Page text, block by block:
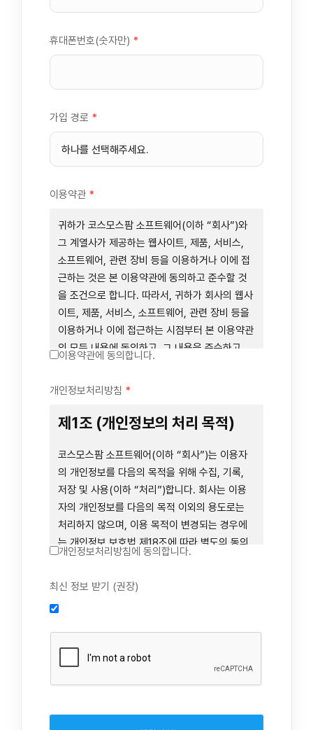
휴대폰번호(숫자만) *
가입 경로 *
이용약관 *
귀하가 코스모스팜 소프트웨어(이하 “회사”)와
그 계열사가 제공하는 웹사이트, 제품, 서비스,
소프트웨어, 관련 장비 등을 이용하거나 이에 접
근하는 것은 본 이용약관에 동의하고 준수할 것
을 조건으로 합니다. 따라서, 귀하가 회사의 웹사
이트, 제품, 서비스, 소프트웨어, 관련 장비 등을
이용하거나 이에 접근하는 시점부터 본 이용약관
의 모든 내용에 동의하고, 그 내용을 준수하고,
귀하가 본 이용약관에 동의하지 않을 경우에는
련 장비 등을 이용하거나 이에 접근하는 행위를
즉시 중단하여야 합니다. 그러므로, 서비스 사용
전에 본 이용약관의 내용을 주의 깊게 읽으시기
바랍니다.
제1장 총칙
제1조 (목적)
웹사이트, 관련 소프트웨어 및 장비 등을 통하여
제공하는 "사이드톡" 서비스와 관련하여 회사와
사항을 규정함을 목적으로 합니다.
이용약관에 동의합니다.
개인정보처리방침 *
제1조 (개인정보의 처리 목적)
코스모스팜 소프트웨어(이하 “회사”)는 이용자
의 개인정보를 다음의 목적을 위해 수집, 기록,
저장 및 사용(이하 “처리”)합니다. 회사는 이용
자의 개인정보를 다음의 목적 이외의 용도로는
처리하지 않으며, 이용 목적이 변경되는 경우에
는 개인정보 보호법 제18조에 따라 별도의 동의
를 받는 등 법령상 필요한 조치를 이행합니다.
인 동의 진행, 이용자 및 법정대리인의 본인 확
인, 이용자 식별, 회원탈퇴 의사의 확인
2. 약관 위반 행위 등을 포함하여 서비스의 원활
한 운영에 지장을 주는 행위에 대한 방지 및 제
재, 계정도용 방지, 약관 개정 등의 고지사항 전
달, 분쟁조정을 위한 기록 보존, 민원처리 등 이
3. 서비스 이용기록과 접속 빈도 분석, 서비스 이
개인정보처리방침에 동의합니다.
최신 정보 받기 (권장)